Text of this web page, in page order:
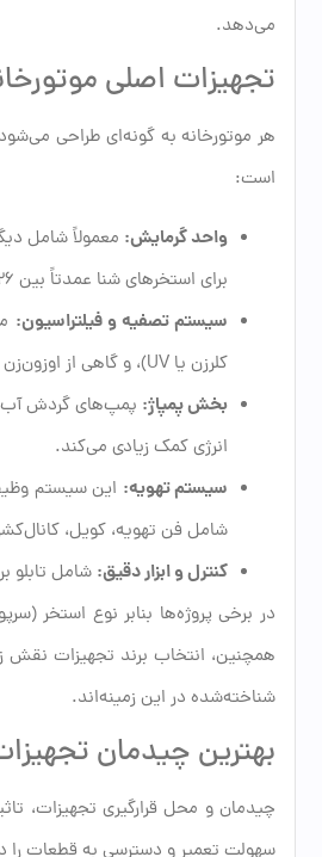
می‌دهد.
تجهیزات اصلی
هر موتورخانه به گونه‌ای طراحی
است:
واحد گرمایش: معمولاً شامل
برای استخرهای شنا عمدتاً بین ۲۶ تا ۲۸ درجه سانتی‌گراد و برای جکوزی ۳۶ تا ۴۰ درجه سانتی‌گراد در نظر گرفته می‌شود.
سیستم تصفیه و فیلتراسیون:
کلرزن یا UV)، و گاهی از اوزون‌زن یا دستگاه یونیزه‌کننده هم استفاده می‌شود.
بخش پمپاژ: پمپ‌های گردش
انرژی کمک زیادی می‌کند.
سیستم تهویه: این سیستم
شامل فن تهویه، کویل،
کنترل و ابزار دقیق: شامل تابلو
در برخی پروژه‌ها بنابر نوع استخر
همچنین، انتخاب برند تجهیزات نقش
شناخته‌شده در این زمینه‌اند.
بهترین چیدمان
چیدمان و محل قرارگیری تجهیزات،
سهولت تعمیر و دسترسی به قطعات را